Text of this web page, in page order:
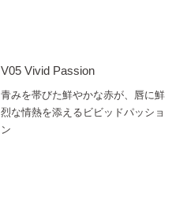
V05 Vivid Passion
青みを帯びた鮮やかな赤が、唇に鮮
烈な情熱を添えるビビッドパッショ
ン